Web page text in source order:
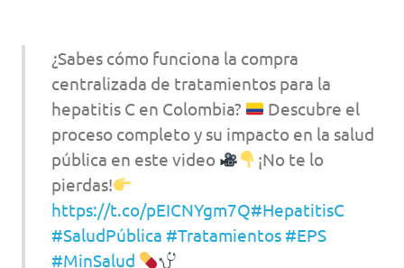
¿Sabes cómo funciona la compra
centralizada de tratamientos para la
hepatitis C en Colombia?
Descubre el
proceso completo y su impacto en la salud
pública en este video
¡No te lo
pierdas!
https://t.co/pEICNYgm7Q#HepatitisC
#SaludPública #Tratamientos #EPS
#MinSalud